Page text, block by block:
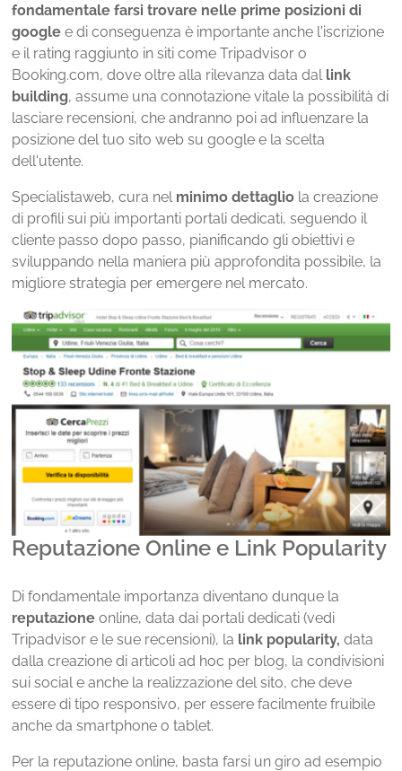
fondamentale farsi trovare nelle prime posizioni di
google e di conseguenza è importante anche l'iscrizione
e il rating raggiunto in siti come Tripadvisor o
Booking.com, dove oltre alla rilevanza data dal link
building, assume una connotazione vitale la possibilità di
lasciare recensioni, che andranno poi ad influenzare la
posizione del tuo sito web su google e la scelta
dell'utente.
Specialistaweb, cura nelminimo dettaglio la creazione
di profili sui più importanti portali dedicati, seguendo il
cliente passo dopo passo, pianificando gli obiettivi e
sviluppando nella maniera più approfondita possibile, la
migliore strategia per emergere nel mercato.
Reputazione Online e Link Popularity
Di fondamentale importanza diventano dunque la
reputazione online, data dai portali dedicati (vedi
Tripadvisor e le sue recensioni), la link popularity, data
dalla creazione di articoli ad hoc per blog, la condivisioni
sui social e anche la realizzazione del sito, che deve
essere di tipo responsivo, per essere facilmente fruibile
anche da smartphone o tablet.
Per la reputazione online, basta farsi un giro ad esempio